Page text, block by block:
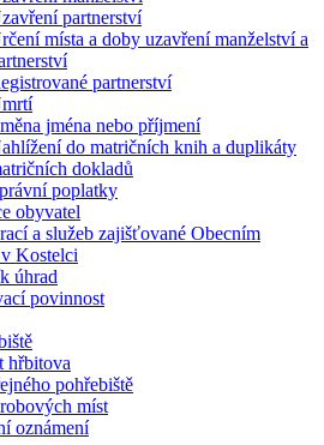
partnerství
místa a doby uzavření manželství a
partnerství
jména nebo příjmení
do matričních knih a duplikáty
dokladů
poplatky
obyvatel
a služeb zajišťované Obecním
Kostelci
úhrad
povinnost
hřbitova
pohřebiště
míst
oznámení